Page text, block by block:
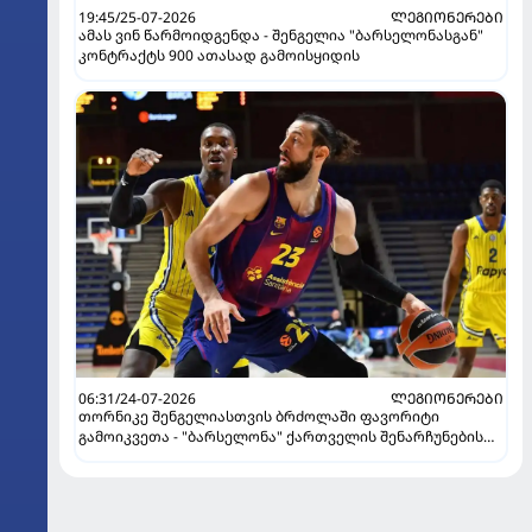
19:45/25-07-2026
ᲚᲔᲒᲘᲝᲜᲔᲠᲔᲑᲘ
ამას ვინ წარმოიდგენდა - შენგელია "ბარსელონასგან"
კონტრაქტს 900 ათასად გამოისყიდის
06:31/24-07-2026
ᲚᲔᲒᲘᲝᲜᲔᲠᲔᲑᲘ
თორნიკე შენგელიასთვის ბრძოლაში ფავორიტი
გამოიკვეთა - "ბარსელონა" ქართველის შენარჩუნების